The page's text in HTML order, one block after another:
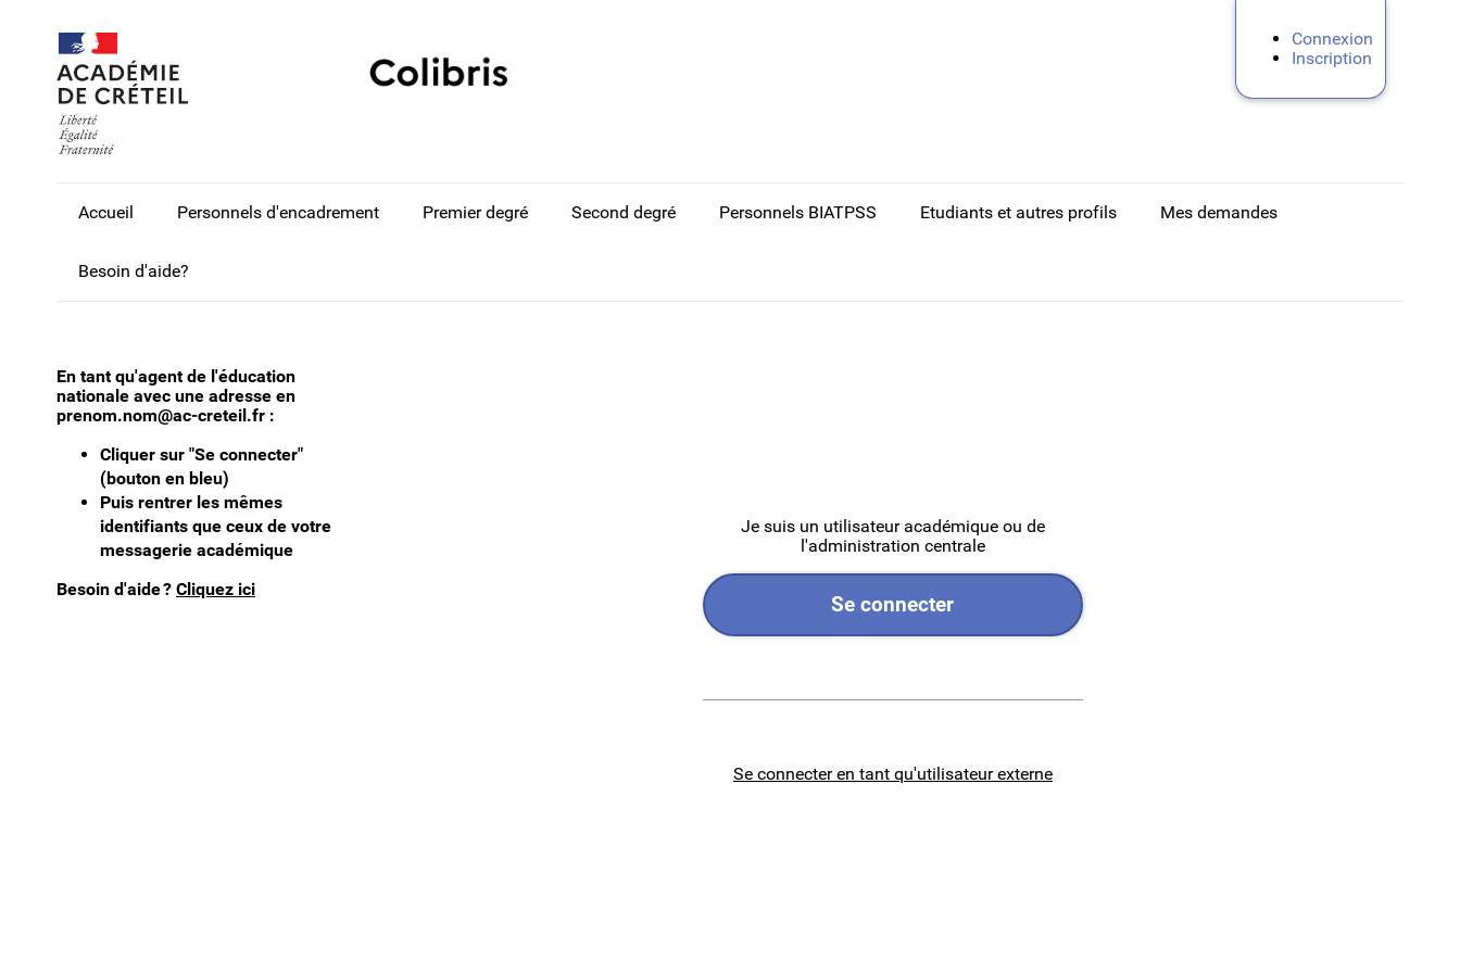
Connexion
Inscription
Accueil Personnels d'encadrement Premier degré Second degré Personnels BIATPSS Etudiants et autres profils Mes demandes
Besoin d'aide?
En tant qu'agent de l'éducation
nationale avec une adresse en
prenom.nom@ac-creteil.fr :
Cliquer sur "Se connecter"
(bouton en bleu)
Puis rentrer les mêmes
identifiants que ceux de votre
messagerie académique
Besoin d'aide ? Cliquez ici
Je suis un utilisateur académique ou de
l'administration centrale
Se connecter
Se connecter en tant qu'utilisateur externe